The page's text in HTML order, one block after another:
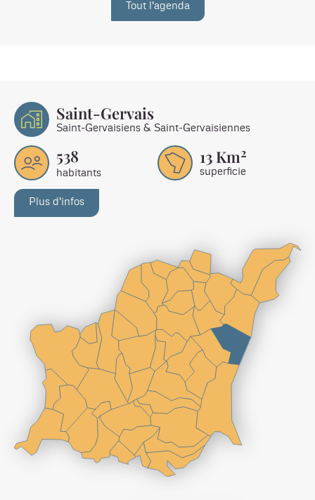
Tout l'agenda
Saint-Gervais
Saint-Gervaisiens & Saint-Gervaisiennes
538
habitants
13 Km2
superficie
Plus d'infos